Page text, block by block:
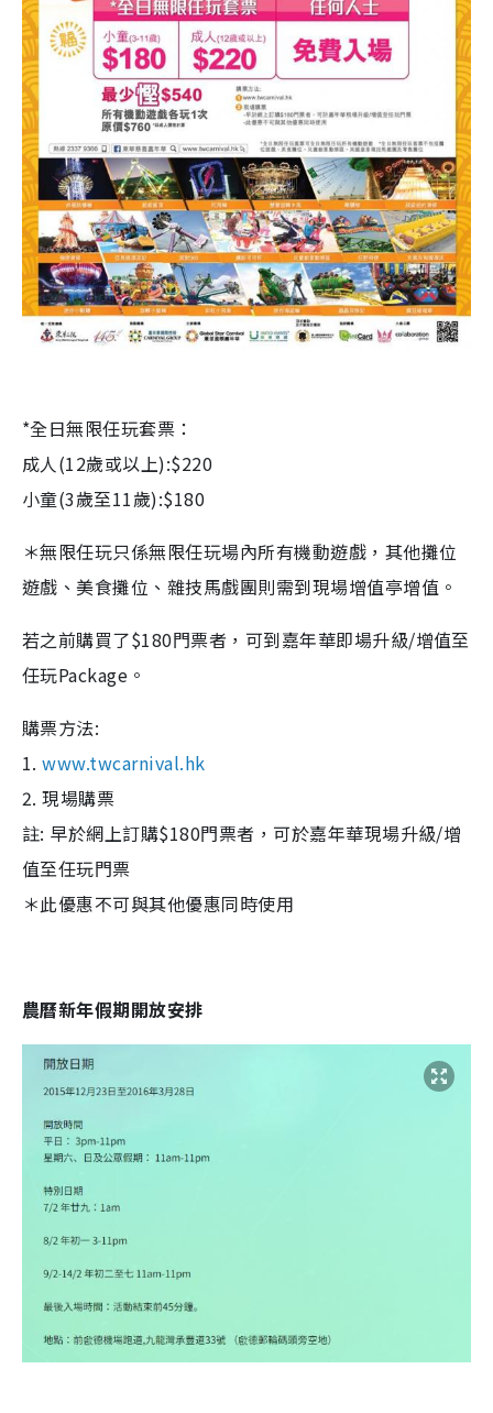
*全日無限任玩套票：
成人(12歲或以上):$220
小童(3歲至11歲):$180
＊無限任玩只係無限任玩場內所有機動遊戲，其他攤位
遊戲、美食攤位、雜技馬戲團則需到現場增值亭增值。
若之前購買了$180門票者，可到嘉年華即場升級/增值至
任玩Package。
購票方法:
1.www.twcarnival.hk
2. 現場購票
註: 早於網上訂購$180門票者，可於嘉年華現場升級/增
值至任玩門票
＊此優惠不可與其他優惠同時使用
農曆新年假期開放安排